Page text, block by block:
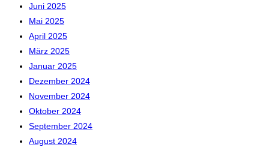
Juni 2025
Mai 2025
April 2025
März 2025
Januar 2025
Dezember 2024
November 2024
Oktober 2024
September 2024
August 2024